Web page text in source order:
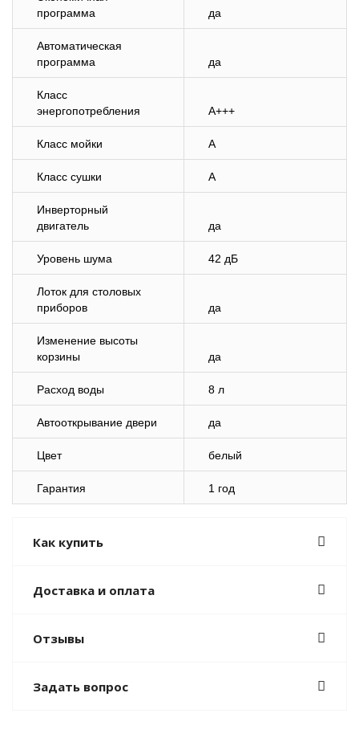
программа
да
Автоматическая
программа
да
Класс
энергопотребления
A+++
Класс мойки A
Класс сушки A
Инверторный
двигатель
да
Уровень шума 42 дБ
Лоток для столовых
приборов
да
Изменение высоты
корзины
да
Расход воды 8 л
Автооткрывание двери да
Цвет белый
Гарантия 1 год
Как купить
Доставка и оплата
Отзывы
Задать вопрос